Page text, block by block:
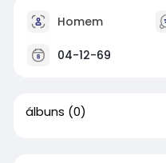
Homem
04-12-69
álbuns (0)